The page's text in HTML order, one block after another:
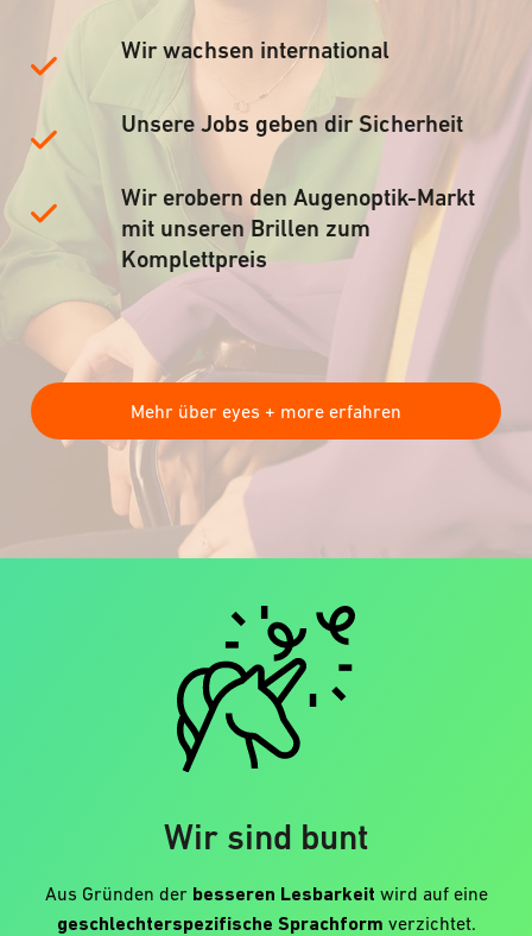
Wir wachsen international
Unsere Jobs geben dir Sicherheit
Wir erobern den Augenoptik-Markt
mit unseren Brillen zum
Komplettpreis
Mehr über eyes + more erfahren
Wir sind bunt
Aus Gründen der besseren Lesbarkeit wird auf eine
geschlechterspezifische Sprachform verzichtet.